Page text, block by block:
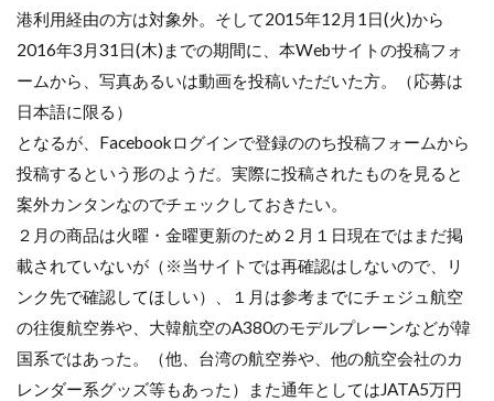
港利用経由の方は対象外。そして2015年12月1日(火)から
2016年3月31日(木)までの期間に、本Webサイトの投稿フォ
ームから、写真あるいは動画を投稿いただいた方。（応募は
日本語に限る）
となるが、Facebookログインで登録ののち投稿フォームから
投稿するという形のようだ。実際に投稿されたものを見ると
案外カンタンなのでチェックしておきたい。
２月の商品は火曜・金曜更新のため２月１日現在ではまだ掲
載されていないが（※当サイトでは再確認はしないので、リ
ンク先で確認してほしい）、１月は参考までにチェジュ航空
の往復航空券や、大韓航空のA380のモデルプレーンなどが韓
国系ではあった。（他、台湾の航空券や、他の航空会社のカ
レンダー系グッズ等もあった）また通年としてはJATA5万円